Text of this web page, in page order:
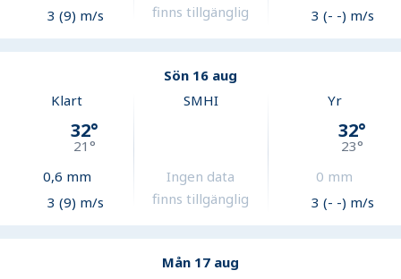
3 (9) m/s
finns tillgänglig
3 (- -) m/s
Sön 16 aug
Klart
32°
21°
0,6 mm
3 (9) m/s
SMHI
Ingen data
finns tillgänglig
Yr
32°
23°
0 mm
3 (- -) m/s
Mån 17 aug